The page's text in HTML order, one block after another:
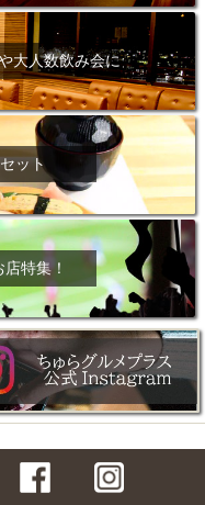
大人数飲み会に
ット
特集！